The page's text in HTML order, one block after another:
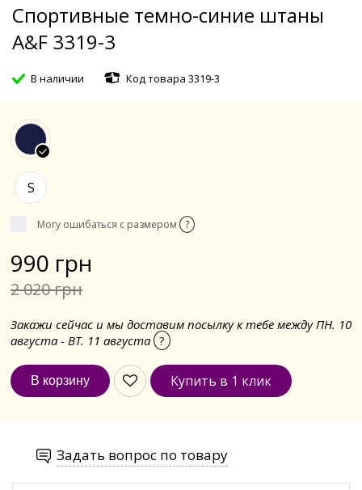
Спортивные темно-синие штаны
A&F 3319-3
В наличии Код товара 3319-3
S
Могу ошибаться с размером ?
990 грн
2 020 грн
Закажи сейчас и мы доставим посылку к тебе между ПН. 10
августа - ВТ. 11 августа ?
Купить в 1 клик
Задать вопрос по товару